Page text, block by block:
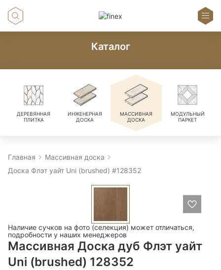
Каталог
ДЕРЕВЯННАЯ
ПЛИТКА
ИНЖЕНЕРНАЯ
ДОСКА
МАССИВНАЯ
ДОСКА
МОДУЛЬНЫЙ
ПАРКЕТ
Главная
Массивная доска
Доска Флэт уайт Uni (brushed) #128352
Наличие сучков на фото (селекция) может отличаться,
подробности у наших менеджеров
Массивная Доска дуб Флэт уайт
Uni (brushed) 128352